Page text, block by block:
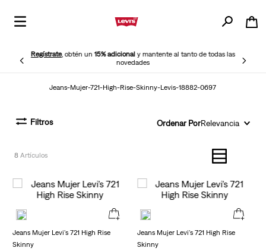
Regístrate, obtén un15% adicionaly mantente al tanto de todas las
novedades
Jeans-Mujer-721-High-Rise-Skinny-Levis-18882-0697
Filtros Ordenar PorRelevancia
8
Jeans Mujer Levi's 721 High Rise
Skinny
Jeans Mujer Levi's 721 High Rise
Skinny